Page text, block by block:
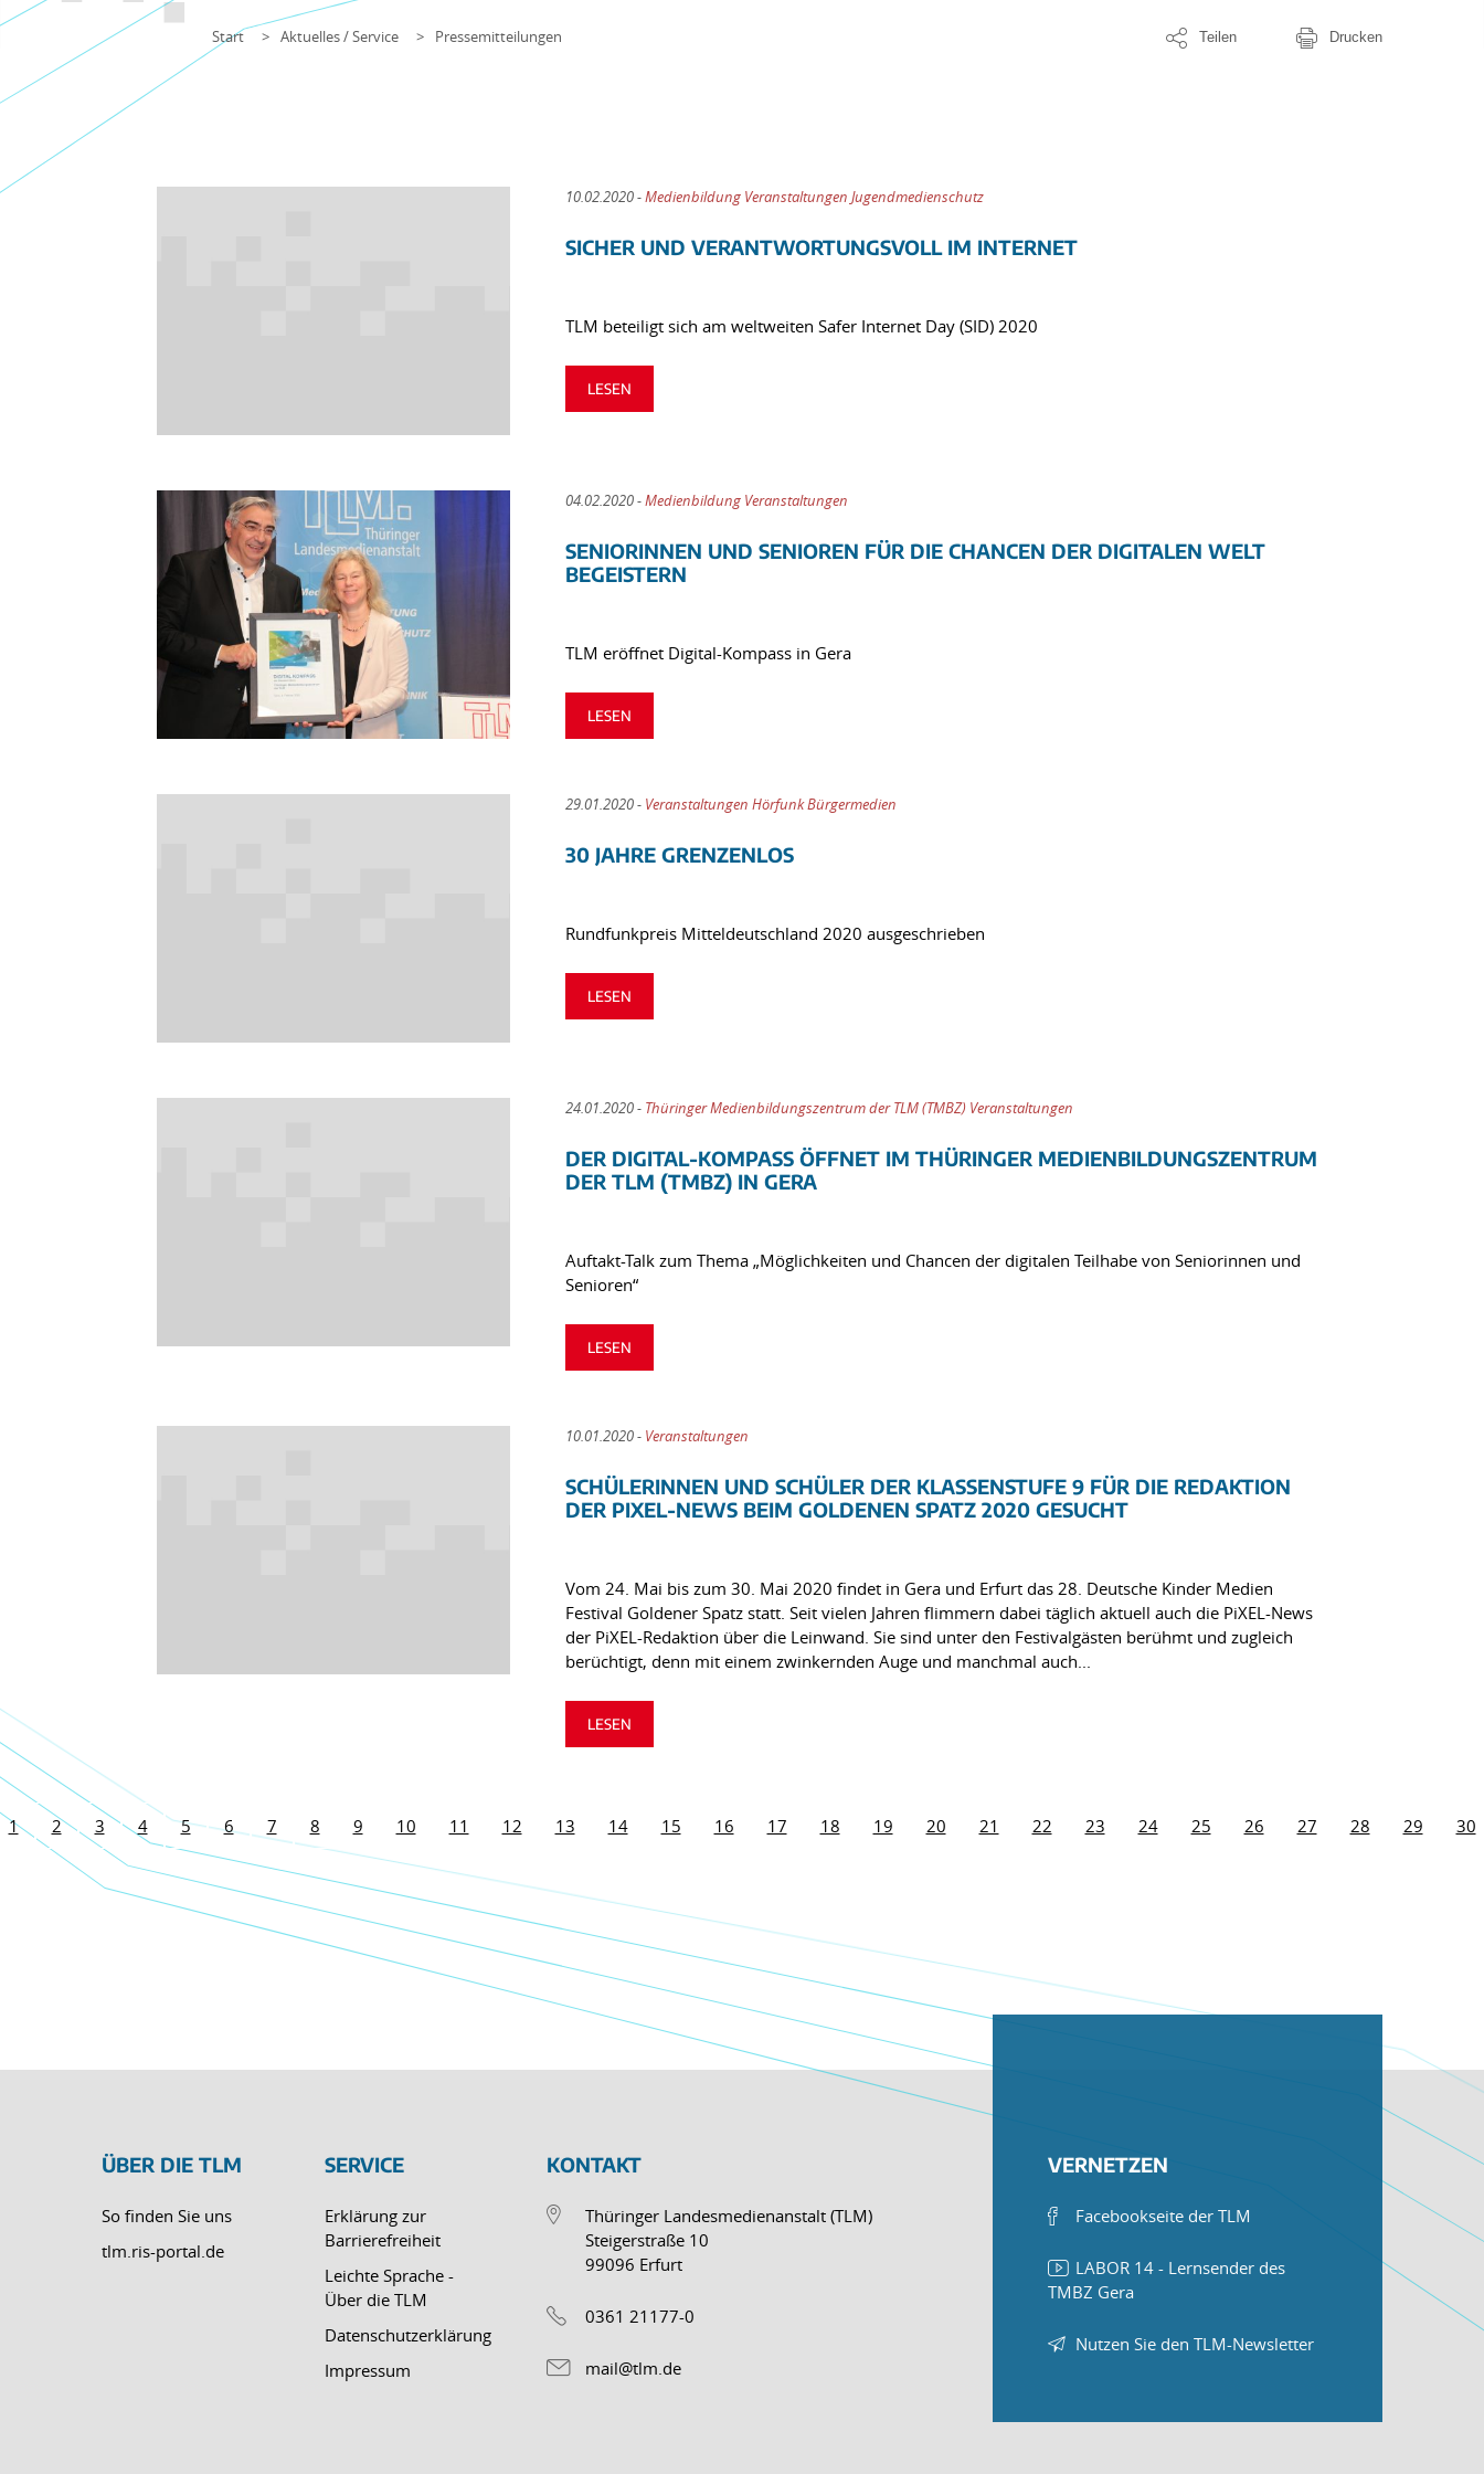
Start Aktuelles / Service Pressemitteilungen Teilen Drucken
10.02.2020 -Medienbildung Veranstaltungen Jugendmedienschutz
SICHER UND VERANTWORTUNGSVOLL IM INTERNET
TLM beteiligt sich am weltweiten Safer Internet Day (SID) 2020
LESEN
04.02.2020 -Medienbildung Veranstaltungen
SENIORINNEN UND SENIOREN FÜR DIE CHANCEN DER DIGITALEN WELT
BEGEISTERN
TLM eröffnet Digital-Kompass in Gera
LESEN
29.01.2020 - Veranstaltungen Hörfunk Bürgermedien
30 JAHRE GRENZENLOS
Rundfunkpreis Mitteldeutschland 2020 ausgeschrieben
LESEN
24.01.2020 - Thüringer Medienbildungszentrum der TLM (TMBZ) Veranstaltungen
DER DIGITAL-KOMPASS ÖFFNET IM THÜRINGER MEDIENBILDUNGSZENTRUM
DER TLM (TMBZ) IN GERA
Auftakt-Talk zum Thema „Möglichkeiten und Chancen der digitalen Teilhabe von Seniorinnen und
Senioren“
LESEN
10.01.2020 - Veranstaltungen
SCHÜLERINNEN UND SCHÜLER DER KLASSENSTUFE 9 FÜR DIE REDAKTION
DER PIXEL-NEWS BEIM GOLDENEN SPATZ 2020 GESUCHT
Vom 24. Mai bis zum 30. Mai 2020 findet in Gera und Erfurt das 28. Deutsche Kinder Medien
Festival Goldener Spatz statt. Seit vielen Jahren flimmern dabei täglich aktuell auch die PiXEL-News
der PiXEL-Redaktion über die Leinwand. Sie sind unter den Festivalgästen berühmt und zugleich
berüchtigt, denn mit einem zwinkernden Auge und manchmal auch...
LESEN
1 2 3 4 5 6 7 8 9 10 11 12 13 14 15 16 17 18 19 20 21 22 23 24 25 26 27 28 29 30
ÜBER DIE TLM
So finden Sie uns
tlm.ris-portal.de
SERVICE
Erklärung zur
Barrierefreiheit
Leichte Sprache -
Über die TLM
Datenschutzerklärung
Impressum
KONTAKT
Thüringer Landesmedienanstalt (TLM)
Steigerstraße 10
99096 Erfurt
0361 21177-0
mail@tlm.de
VERNETZEN
Facebookseite der TLM
LABOR 14 - Lernsender des
TMBZ Gera
Nutzen Sie den TLM-Newsletter